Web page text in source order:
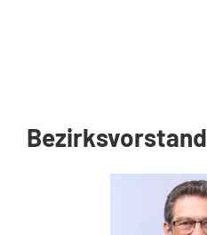
Bezirksvorstand